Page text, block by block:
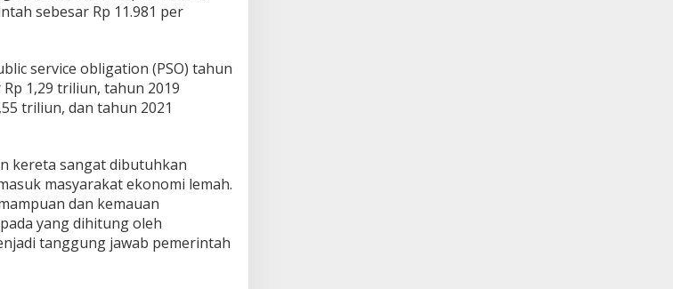
sebesar Rp 11.981 per
service obligation (PSO) tahun
1,29 triliun, tahun 2019
triliun, dan tahun 2021
kereta sangat dibutuhkan
masyarakat ekonomi lemah.
dan kemauan
yang dihitung oleh
tanggung jawab pemerintah